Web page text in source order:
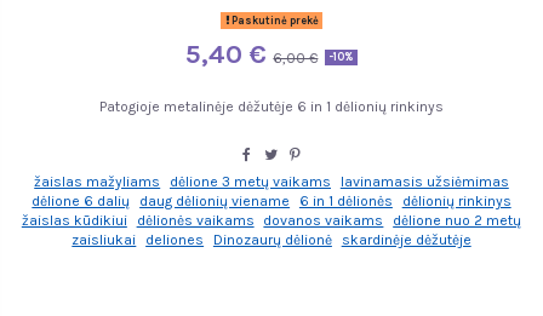
Paskutinė prekė
5,40 € 6,00 € -10%
Patogioje metalinėje dėžutėje 6 in 1 dėlionių rinkinys
žaislas mažyliams dėlione 3 metų vaikams
lavinamasis užsiėmimas
dėlione 6 dalių
daug dėlionių viename 6 in 1 dėlionės
dėlionių rinkinys
žaislas kūdikiui
dėlionės vaikams dovanos vaikams
dėlione nuo 2 metų
zaisliukai
deliones Dinozaurų dėlionė skardinėje dėžutėje